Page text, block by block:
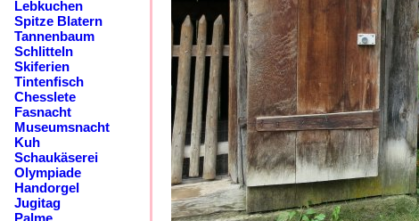
Lebkuchen
Spitze Blatern
Tannenbaum
Schlitteln
Skiferien
Tintenfisch
Chesslete
Fasnacht
Museumsnacht
Kuh
Schaukäserei
Olympiade
Handorgel
Jugitag
Palme